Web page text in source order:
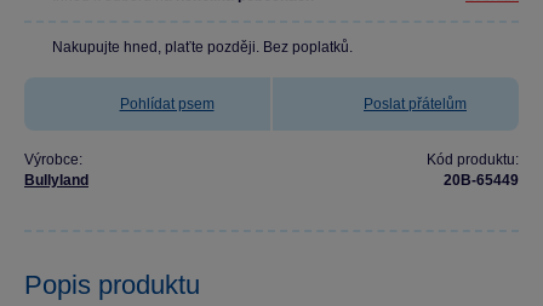
Nakupujte hned, plaťte později. Bez poplatků.
Pohlídat psem Poslat přátelům
Výrobce:
Bullyland
Kód produktu:
20B-65449
Popis produktu